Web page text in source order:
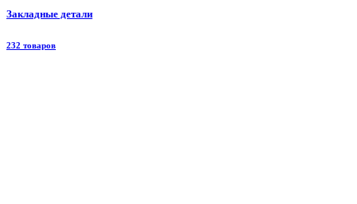
Закладные детали
232 товаров